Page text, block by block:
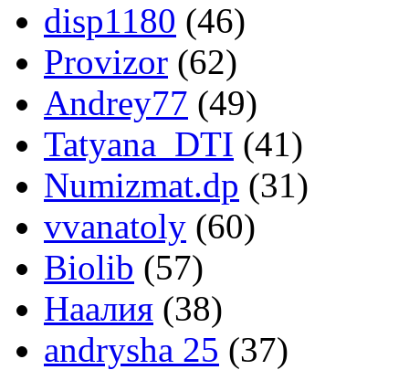
disp1180 (46)
Provizor (62)
Andrey77 (49)
Tatyana_DTI (41)
Numizmat.dp (31)
vvanatoly (60)
Biolib (57)
Наалия (38)
andrysha 25 (37)